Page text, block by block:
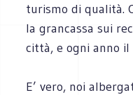
turismo di qualità.
la grancassa sui
città, e ogni anno
E’ vero, noi